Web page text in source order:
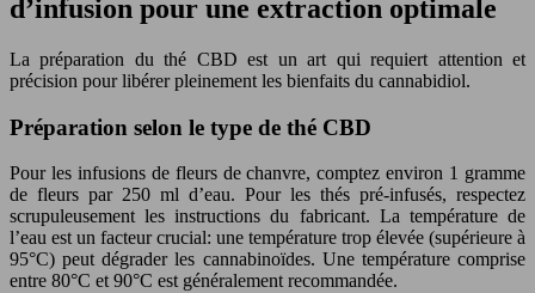
d’infusion pour une extraction optimale
La préparation du thé CBD est un art qui requiert attention et
précision pour libérer pleinement les bienfaits du cannabidiol.
Préparation selon le type de thé CBD
Pour les infusions de fleurs de chanvre, comptez environ 1 gramme
de fleurs par 250 ml d’eau. Pour les thés pré-infusés, respectez
scrupuleusement les instructions du fabricant. La température de
l’eau est un facteur crucial: une température trop élevée (supérieure à
95°C) peut dégrader les cannabinoïdes. Une température comprise
entre 80°C et 90°C est généralement recommandée.